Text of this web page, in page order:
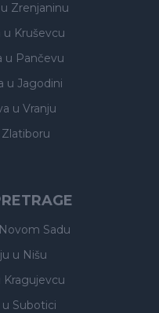
u Zrenjaninu
u Kruševcu
u Pančevu
u Jagodini
u Vranju
Sadu
u Nišu
Kragujevcu
u Subotici